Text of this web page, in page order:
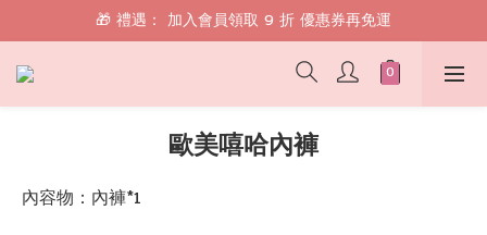
🎁 禮遇： 加入會員領取 9 折 優惠券再免運
🎁 禮遇： 加入會員領取 9 折 優惠券再免運
📱 綁定 LINE 好友，現領 $100 購物金！
歐美嘻哈內褲
內容物：內褲*1